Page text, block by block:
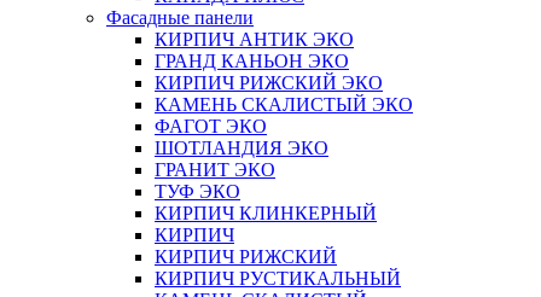
Фасадные панели
КИРПИЧ АНТИК ЭКО
ГРАНД КАНЬОН ЭКО
КИРПИЧ РИЖСКИЙ ЭКО
КАМЕНЬ СКАЛИСТЫЙ ЭКО
ФАГОТ ЭКО
ШОТЛАНДИЯ ЭКО
ГРАНИТ ЭКО
ТУФ ЭКО
КИРПИЧ КЛИНКЕРНЫЙ
КИРПИЧ
КИРПИЧ РИЖСКИЙ
КИРПИЧ РУСТИКАЛЬНЫЙ